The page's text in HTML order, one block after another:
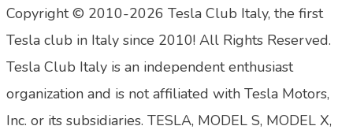
Copyright © 2010-2026 Tesla Club Italy, the first
Tesla club in Italy since 2010! All Rights Reserved.
Tesla Club Italy is an independent enthusiast
organization and is not affiliated with Tesla Motors,
Inc. or its subsidiaries. TESLA, MODEL S, MODEL X,